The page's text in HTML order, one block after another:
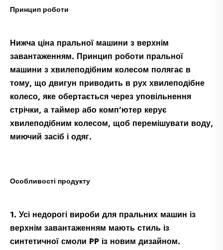
Принцип роботи
Нижча ціна пральної машини з верхнім
завантаженням. Принцип роботи пральної
машини з хвилеподібним колесом полягає в
тому, що двигун приводить в рух хвилеподібне
колесо, яке обертається через уповільнення
стрічки, а таймер або комп’ютер керує
хвилеподібним колесом, щоб перемішувати воду,
миючий засіб і одяг.
Особливості продукту
1. Усі недорогі вироби для пральних машин із
верхнім завантаженням мають стиль із
синтетичної смоли PP із новим дизайном.